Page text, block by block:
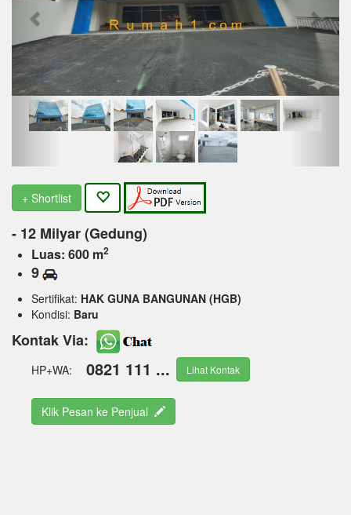
+ Shortlist
- 12 Milyar (Gedung)
Luas: 600 m2
9
Sertifikat: HAK GUNA BANGUNAN (HGB)
Kondisi: Baru
Kontak Via:
HP+WA: 0821 111 ... Lihat Kontak
Klik Pesan ke Penjual